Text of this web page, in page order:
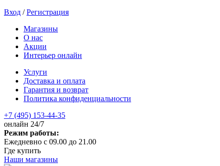
Вход /Регистрация
Магазины
О нас
Акции
Интерьер онлайн
Услуги
Доставка и оплата
Гарантия и возврат
Политика конфиденциальности
+7 (495) 153-44-35
онлайн 24/7
Режим работы:
Ежедневно с 09.00 до 21.00
Где купить
Наши магазины